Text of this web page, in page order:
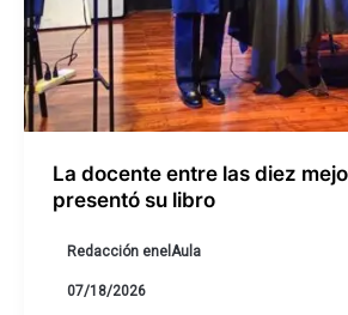
La docente entre las diez
presentó su libro
Redacción enelAula
07/18/2026